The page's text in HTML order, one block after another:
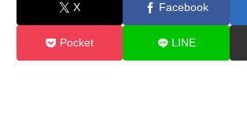
X Facebook
Pocket LINE